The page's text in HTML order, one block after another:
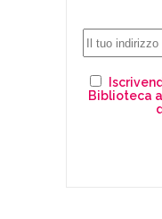
Biblioteca